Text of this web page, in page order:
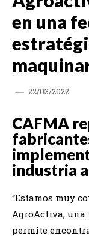
en una
22/03/2022
CAFMA
industria
“Estamos muy
AgroActiva, una
permite